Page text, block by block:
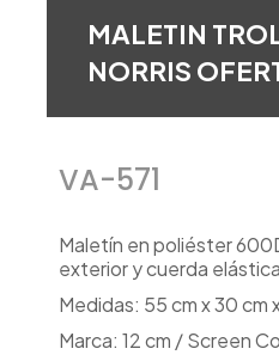
MALETIN
NORRIS
VA-571
Maletín en poliéster
exterior y cuerda
Medidas: 55 cm x 30 cm
Marca: 12 cm / Screen